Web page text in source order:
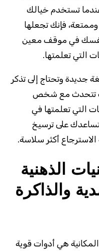
تستخدم خيالك
فإنك تجعلها
نفسك في موقف معين
التي تعلمتها.
جديدة وتحتاج إلى تذكر
تتحدث مع شخص
التي تعلمتها في
على ترسيخ
أكثر سلاسة.
الذهنية
والذاكرة
هي أدوات قوية